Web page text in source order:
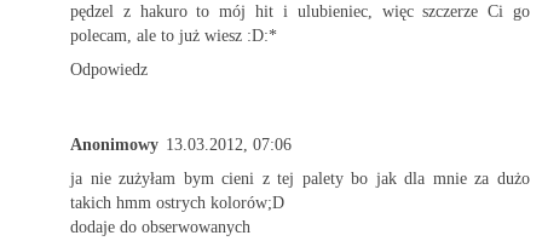
pędzel z hakuro to mój hit i ulubieniec, więc szczerze Ci go
polecam, ale to już wiesz :D:*
Odpowiedz
Anonimowy 13.03.2012, 07:06
ja nie zużyłam bym cieni z tej palety bo jak dla mnie za dużo
takich hmm ostrych kolorów;D
dodaje do obserwowanych